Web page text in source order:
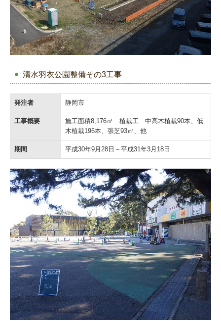
清水羽衣公園整備その3工事
発注者 静岡市
工事概要
施工面積8,176㎡ 植栽工 中高木植栽90本、低
木植栽196本、張芝93㎡、他
期間 平成30年9月28日～平成31年3月18日